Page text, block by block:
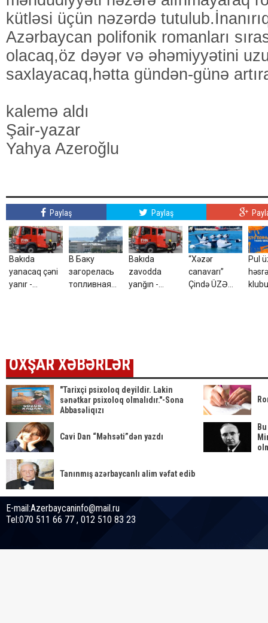
kütləsi üçün nəzərdə
Azərbaycan polifonik romanları
olacaq,öz dəyər və əhəmiyyətini
saxlayacaq,hətta gündən-günə
kalemə aldı
Şair-yazar
Yahya Azeroğlu
Paylaş Paylaş
Bakıda
yanacaq çəni
yanır -
В Баку
загорелась
топливная
Bakıda
zavodda
yanğın -
“Xəzər
canavarı”
Çində ÜZƏ
Pul
klubu
OXŞAR XƏBƏRLƏR
"Tarixçi psixoloq deyildir. Lakin
sənətkar psixoloq olmalıdır."-Sona
Abbasəliqızı
Cavi Dan “Məhsəti”dən yazdı
Tanınmış azərbaycanlı alim vəfat edib
E-mail:Azerbaycaninfo@mail.ru
Tel:070 511 66 77 , 012 510 83 23